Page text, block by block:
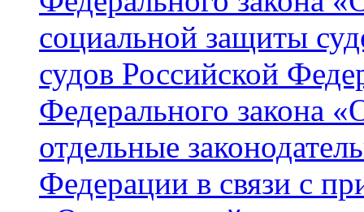
социальной защиты
судов Российской
Федерального закона
отдельные
Федерации в связи с